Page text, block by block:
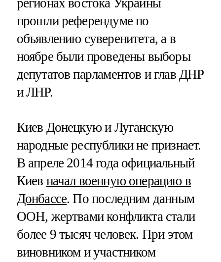
регионах востока Украины
прошли референдуме по
объявлению суверенитета, а в
ноябре были проведены выборы
депутатов парламентов и глав ДНР
и ЛНР.
Киев Донецкую и Луганскую
народные республики не признает.
В апреле 2014 года официальный
Киев начал военную операцию в
Донбассе. По последним данным
ООН, жертвами конфликта стали
более 9 тысяч человек. При этом
виновником и участником